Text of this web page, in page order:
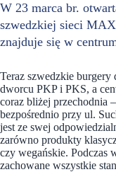
W 23 marca br.
szwedzkiej sieci
znajduje się w
Teraz szwedzkie burgery
dworcu PKP i PKS, a
coraz bliżej przechodnia
bezpośrednio przy ul.
jest ze swej
zarówno produkty
czy wegańskie. Podczas
zachowane wszystkie